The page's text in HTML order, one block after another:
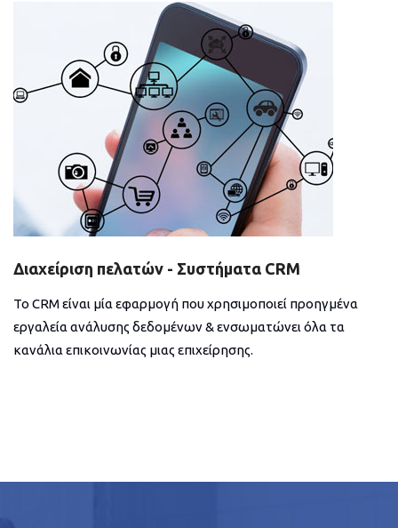
Διαχείριση πελατών - Συστήματα CRM
Το CRM είναι μία εφαρμογή που χρησιμοποιεί προηγμένα
εργαλεία ανάλυσης δεδομένων & ενσωματώνει όλα τα
κανάλια επικοινωνίας μιας επιχείρησης.